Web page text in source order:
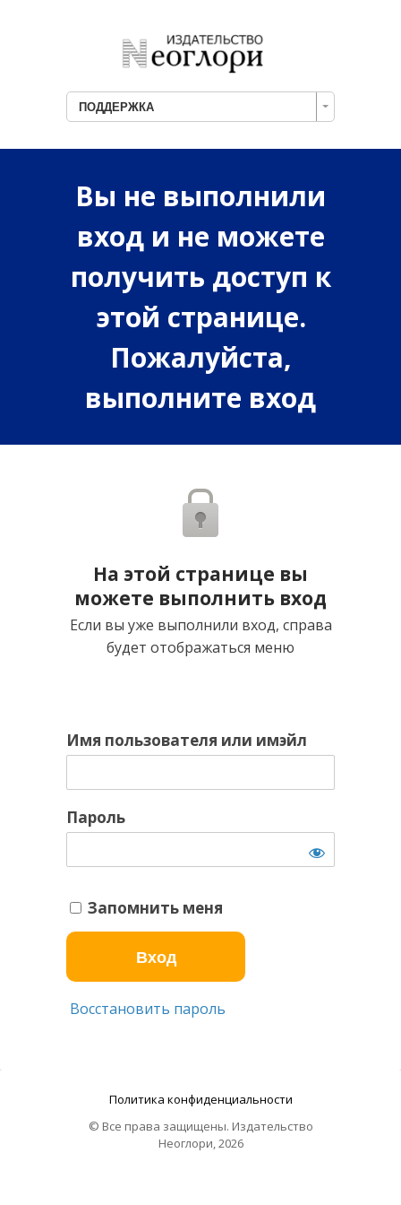
ПОДДЕРЖКА
Вы не выполнили
вход и не можете
получить доступ к
этой странице.
Пожалуйста,
выполните вход
На этой странице вы
можете выполнить вход
Если вы уже выполнили вход, справа
будет отображаться меню
Имя пользователя или имэйл
Пароль
Запомнить меня
Восстановить пароль
Политика конфиденциальности
© Все права защищены. Издательство
Неоглори, 2026